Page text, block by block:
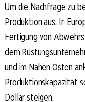
Um die Nachfrage zu
Produktion aus. In
Fertigung von
dem
und im Nahen Osten
Produktionskapazität
Dollar steigen.